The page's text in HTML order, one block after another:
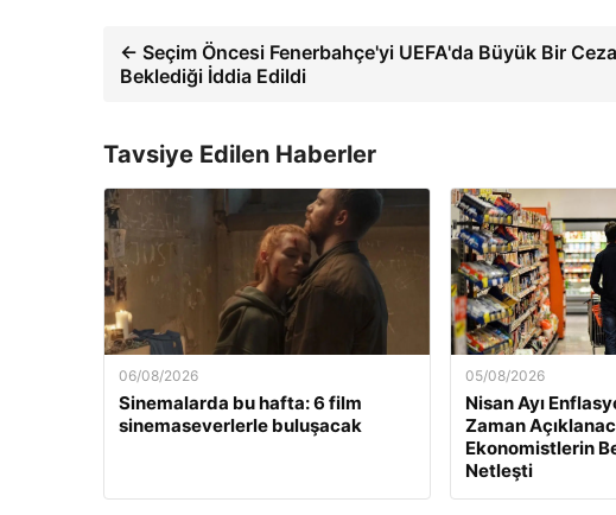
← Seçim Öncesi Fenerbahçe'yi UEFA'da Büyük Bir
Beklediği İddia Edildi
Tavsiye Edilen Haberler
06/08/2026
Sinemalarda bu hafta: 6 film
sinemaseverlerle buluşacak
05/08/2026
Nisan Ayı
Zaman
Ekonomistlerin
Netleşti